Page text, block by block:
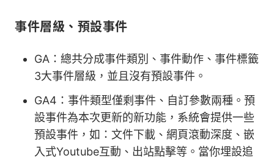
事件層級、預設事件
GA：總共分成事件類別、事件動作、事件標籤
3大事件層級，並且沒有預設事件。
GA4：事件類型僅剩事件、自訂參數兩種。預
設事件為本次更新的新功能，系統會提供一些
預設事件，如：文件下載、網頁滾動深度、嵌
入式Youtube互動、出站點擊等。當你埋設追